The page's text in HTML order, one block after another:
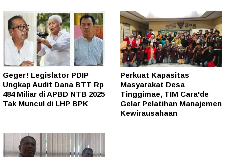
Geger! Legislator PDIP
Ungkap Audit Dana BTT Rp
484 Miliar di APBD NTB 2025
Tak Muncul di LHP BPK
Perkuat Kapasitas
Masyarakat Desa
Tinggimae, TIM Cara'de
Gelar Pelatihan Manajemen
Kewirausahaan